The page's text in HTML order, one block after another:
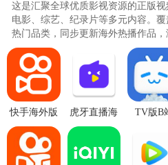
这是汇聚全球优质影视资源的正版视
电影、综艺、纪录片等多元内容。
热门品类，同步更新海外热播作品
播放，加载流畅、画质清晰，搭配
浸式观影体验。界面简洁易操作，
复杂设置即可畅享全球影视。平台
核，安全无广告骚扰，是海外影视
快手海外版
阿拉伯版
(Kwai)v13.5.40.545304
最新版
虎牙直播海
外版Nimo
手机版
TV版B
版v1.6.0
机版